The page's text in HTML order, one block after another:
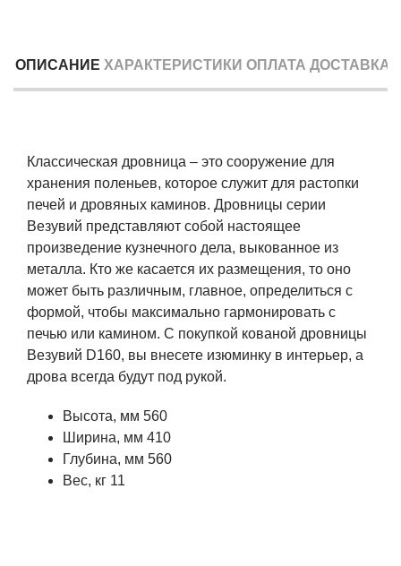
ОПИСАНИЕ ХАРАКТЕРИСТИКИ ОПЛАТА ДОСТАВКА
Классическая дровница – это сооружение для
хранения поленьев, которое служит для растопки
печей и дровяных каминов. Дровницы серии
Везувий представляют собой настоящее
произведение кузнечного дела, выкованное из
металла. Кто же касается их размещения, то оно
может быть различным, главное, определиться с
формой, чтобы максимально гармонировать с
печью или камином. С покупкой кованой дровницы
Везувий D160, вы внесете изюминку в интерьер, а
дрова всегда будут под рукой.
Высота, мм 560
Ширина, мм 410
Глубина, мм 560
Вес, кг 11